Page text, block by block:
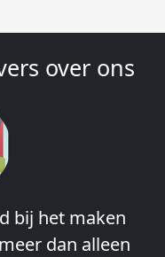
over ons
bij het maken
dan alleen
prima
elke keer weer